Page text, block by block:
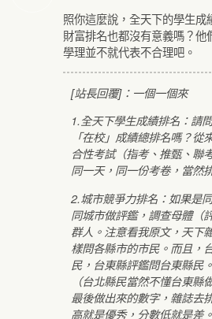
照你這麼說，全天下的學生成
財富排名也都沒有意義嗎？
學理並不就代表不合理吧。
[站長回覆]：一個一個來
1.全天下學生成績排名：請
「在校」成績總排名嗎？
合性考試（指考、推甄、聯
同一天，同一份考卷，當然
2.城市競爭力排名：如果是
同城市做評鑑，調查母體（
群人。注意看我原文，天下
樣問各縣市的市民。而且，
民，台東縣評鑑問台東縣民
（台北縣民當然不懂台東縣
最後做出來的數字，雜誌去
高就是優秀，分數低就是差。